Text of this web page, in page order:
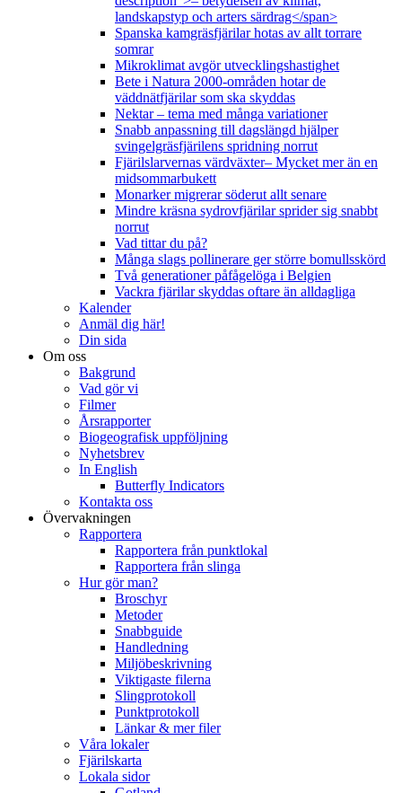
landskapstyp och arters särdrag</span>
Spanska kamgräsfjärilar hotas av allt torrare
somrar
Mikroklimat avgör utvecklingshastighet
Bete i Natura 2000-områden hotar de
väddnätfjärilar som ska skyddas
Nektar – tema med många variationer
Snabb anpassning till dagslängd hjälper
svingelgräsfjärilens spridning norrut
Fjärilslarvernas värdväxter– Mycket mer än en
midsommarbukett
Monarker migrerar söderut allt senare
Mindre kräsna sydrovfjärilar sprider sig snabbt
norrut
Vad tittar du på?
Många slags pollinerare ger större bomullsskörd
Två generationer påfågelöga i Belgien
Vackra fjärilar skyddas oftare än alldagliga
Kalender
Anmäl dig här!
Din sida
Om oss
Bakgrund
Vad gör vi
Filmer
Årsrapporter
Biogeografisk uppföljning
Nyhetsbrev
In English
Butterfly Indicators
Kontakta oss
Övervakningen
Rapportera
Rapportera från punktlokal
Rapportera från slinga
Hur gör man?
Broschyr
Metoder
Snabbguide
Handledning
Miljöbeskrivning
Viktigaste filerna
Slingprotokoll
Punktprotokoll
Länkar & mer filer
Våra lokaler
Fjärilskarta
Lokala sidor